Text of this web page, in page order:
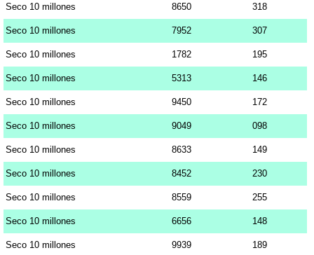
Seco 10 millones 8650 318
Seco 10 millones 7952 307
Seco 10 millones 1782 195
Seco 10 millones 5313 146
Seco 10 millones 9450 172
Seco 10 millones 9049 098
Seco 10 millones 8633 149
Seco 10 millones 8452 230
Seco 10 millones 8559 255
Seco 10 millones 6656 148
Seco 10 millones 9939 189